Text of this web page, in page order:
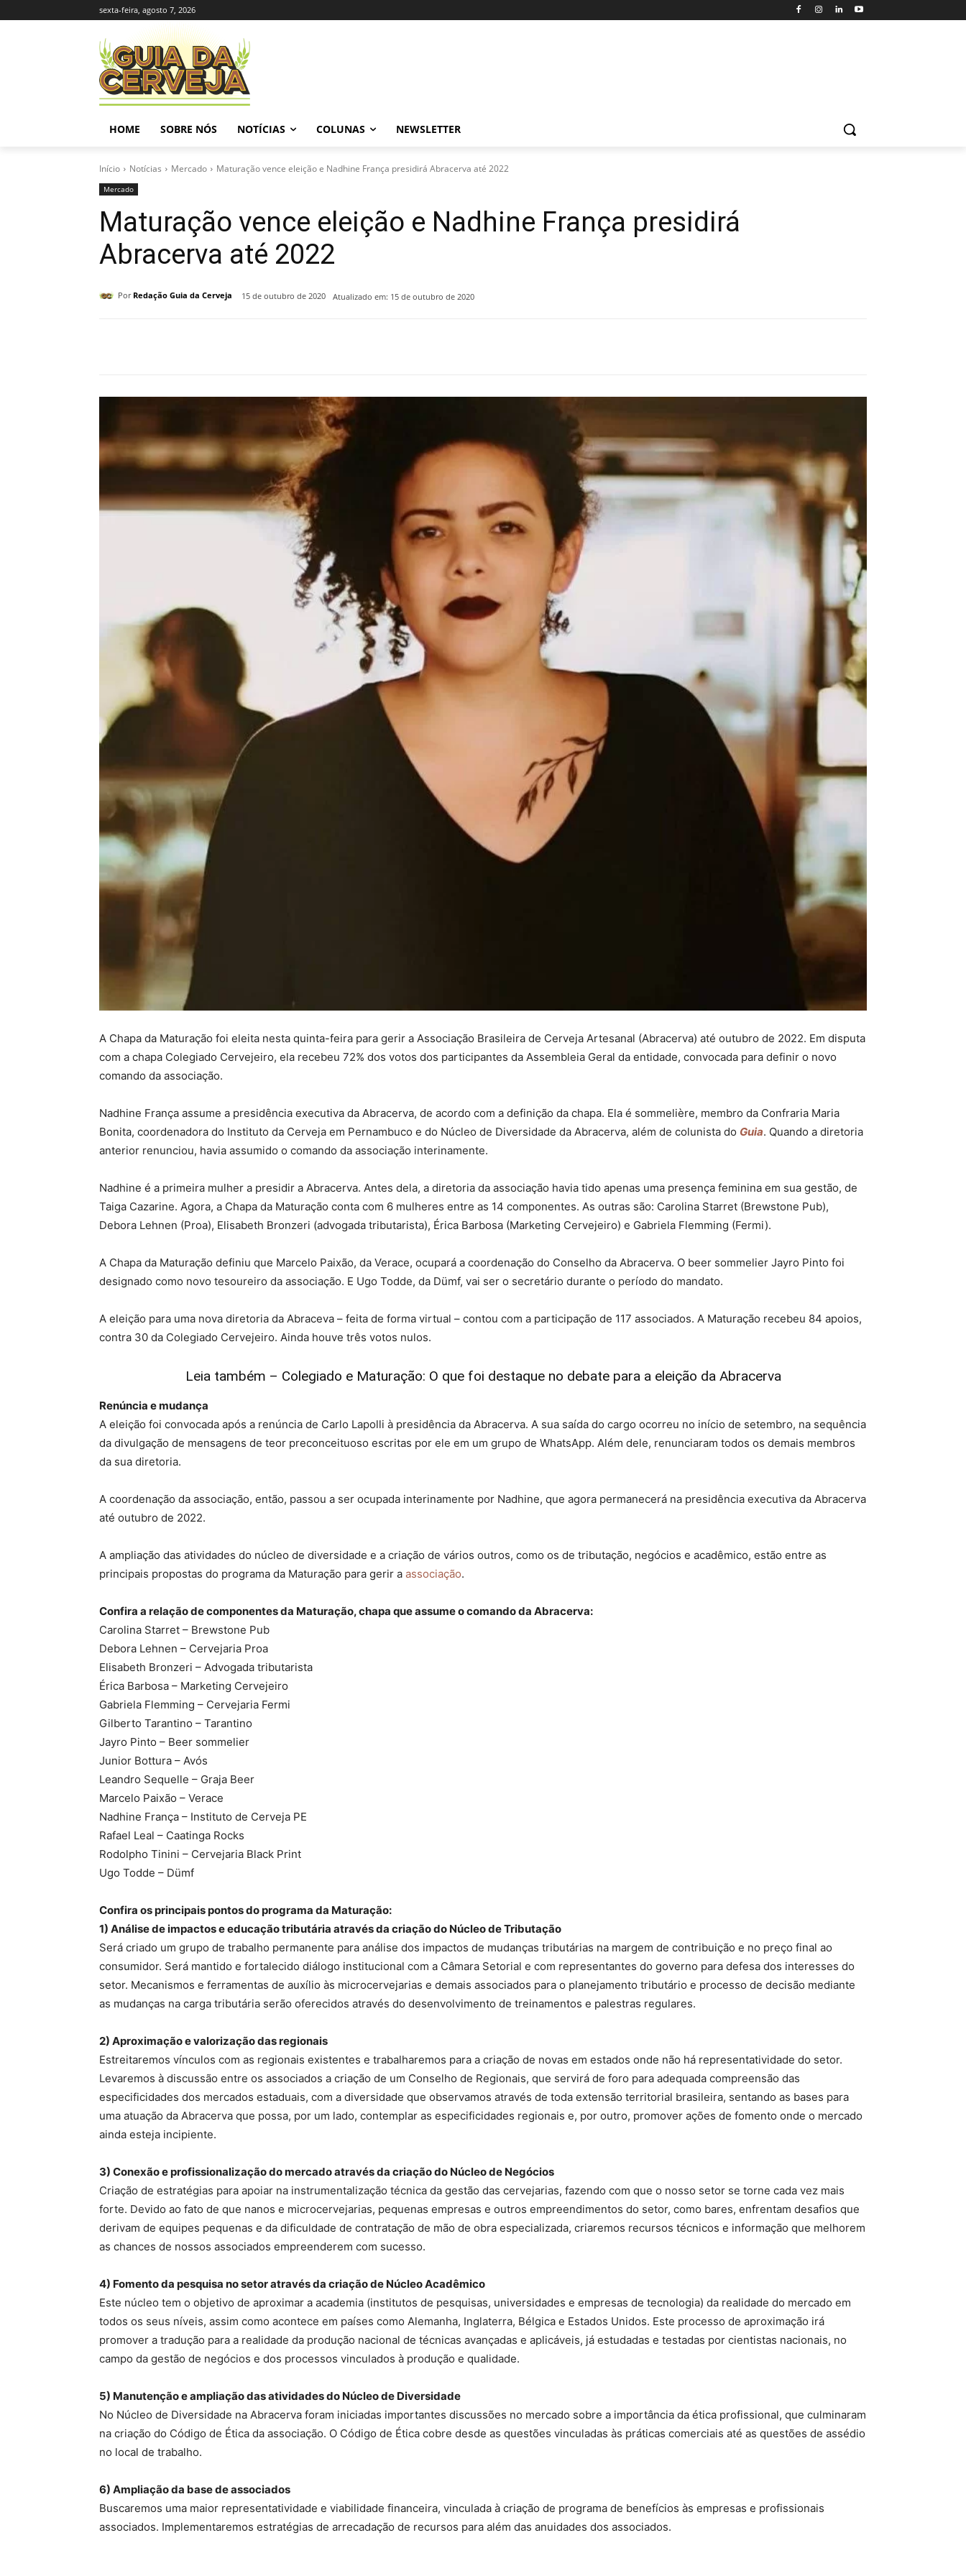
sexta-feira, agosto 7, 2026
HOME SOBRE NÓS NOTÍCIAS COLUNAS NEWSLETTER
Início Notícias Mercado Maturação vence eleição e Nadhine França presidirá Abracerva até 2022
Mercado
Maturação vence eleição e Nadhine França presidirá
Abracerva até 2022
Por Redação Guia da Cerveja 15 de outubro de 2020 Atualizado em: 15 de outubro de 2020
A Chapa da Maturação foi eleita nesta quinta-feira para gerir a Associação Brasileira de Cerveja Artesanal (Abracerva) até outubro de 2022. Em disputa
com a chapa Colegiado Cervejeiro, ela recebeu 72% dos votos dos participantes da Assembleia Geral da entidade, convocada para definir o novo
comando da associação.
Nadhine França assume a presidência executiva da Abracerva, de acordo com a definição da chapa. Ela é sommelière, membro da Confraria Maria
Bonita, coordenadora do Instituto da Cerveja em Pernambuco e do Núcleo de Diversidade da Abracerva, além de colunista do Guia. Quando a diretoria
anterior renunciou, havia assumido o comando da associação interinamente.
Nadhine é a primeira mulher a presidir a Abracerva. Antes dela, a diretoria da associação havia tido apenas uma presença feminina em sua gestão, de
Taiga Cazarine. Agora, a Chapa da Maturação conta com 6 mulheres entre as 14 componentes. As outras são: Carolina Starret (Brewstone Pub),
Debora Lehnen (Proa), Elisabeth Bronzeri (advogada tributarista), Érica Barbosa (Marketing Cervejeiro) e Gabriela Flemming (Fermi).
A Chapa da Maturação definiu que Marcelo Paixão, da Verace, ocupará a coordenação do Conselho da Abracerva. O beer sommelier Jayro Pinto foi
designado como novo tesoureiro da associação. E Ugo Todde, da Dümf, vai ser o secretário durante o período do mandato.
A eleição para uma nova diretoria da Abraceva – feita de forma virtual – contou com a participação de 117 associados. A Maturação recebeu 84 apoios,
contra 30 da Colegiado Cervejeiro. Ainda houve três votos nulos.
Leia também – Colegiado e Maturação: O que foi destaque no debate para a eleição da Abracerva
Renúncia e mudança
A eleição foi convocada após a renúncia de Carlo Lapolli à presidência da Abracerva. A sua saída do cargo ocorreu no início de setembro, na sequência
da divulgação de mensagens de teor preconceituoso escritas por ele em um grupo de WhatsApp. Além dele, renunciaram todos os demais membros
da sua diretoria.
A coordenação da associação, então, passou a ser ocupada interinamente por Nadhine, que agora permanecerá na presidência executiva da Abracerva
até outubro de 2022.
A ampliação das atividades do núcleo de diversidade e a criação de vários outros, como os de tributação, negócios e acadêmico, estão entre as
principais propostas do programa da Maturação para gerir a associação.
Confira a relação de componentes da Maturação, chapa que assume o comando da Abracerva:
Carolina Starret – Brewstone Pub
Debora Lehnen – Cervejaria Proa
Elisabeth Bronzeri – Advogada tributarista
Érica Barbosa – Marketing Cervejeiro
Gabriela Flemming – Cervejaria Fermi
Gilberto Tarantino – Tarantino
Jayro Pinto – Beer sommelier
Junior Bottura – Avós
Leandro Sequelle – Graja Beer
Marcelo Paixão – Verace
Nadhine França – Instituto de Cerveja PE
Rafael Leal – Caatinga Rocks
Rodolpho Tinini – Cervejaria Black Print
Ugo Todde – Dümf
Confira os principais pontos do programa da Maturação:
1) Análise de impactos e educação tributária através da criação do Núcleo de Tributação
Será criado um grupo de trabalho permanente para análise dos impactos de mudanças tributárias na margem de contribuição e no preço final ao
consumidor. Será mantido e fortalecido diálogo institucional com a Câmara Setorial e com representantes do governo para defesa dos interesses do
setor. Mecanismos e ferramentas de auxílio às microcervejarias e demais associados para o planejamento tributário e processo de decisão mediante
as mudanças na carga tributária serão oferecidos através do desenvolvimento de treinamentos e palestras regulares.
2) Aproximação e valorização das regionais
Estreitaremos vínculos com as regionais existentes e trabalharemos para a criação de novas em estados onde não há representatividade do setor.
Levaremos à discussão entre os associados a criação de um Conselho de Regionais, que servirá de foro para adequada compreensão das
especificidades dos mercados estaduais, com a diversidade que observamos através de toda extensão territorial brasileira, sentando as bases para
uma atuação da Abracerva que possa, por um lado, contemplar as especificidades regionais e, por outro, promover ações de fomento onde o mercado
ainda esteja incipiente.
3) Conexão e profissionalização do mercado através da criação do Núcleo de Negócios
Criação de estratégias para apoiar na instrumentalização técnica da gestão das cervejarias, fazendo com que o nosso setor se torne cada vez mais
forte. Devido ao fato de que nanos e microcervejarias, pequenas empresas e outros empreendimentos do setor, como bares, enfrentam desafios que
derivam de equipes pequenas e da dificuldade de contratação de mão de obra especializada, criaremos recursos técnicos e informação que melhorem
as chances de nossos associados empreenderem com sucesso.
4) Fomento da pesquisa no setor através da criação de Núcleo Acadêmico
Este núcleo tem o objetivo de aproximar a academia (institutos de pesquisas, universidades e empresas de tecnologia) da realidade do mercado em
todos os seus níveis, assim como acontece em países como Alemanha, Inglaterra, Bélgica e Estados Unidos. Este processo de aproximação irá
promover a tradução para a realidade da produção nacional de técnicas avançadas e aplicáveis, já estudadas e testadas por cientistas nacionais, no
campo da gestão de negócios e dos processos vinculados à produção e qualidade.
5) Manutenção e ampliação das atividades do Núcleo de Diversidade
No Núcleo de Diversidade na Abracerva foram iniciadas importantes discussões no mercado sobre a importância da ética profissional, que culminaram
na criação do Código de Ética da associação. O Código de Ética cobre desde as questões vinculadas às práticas comerciais até as questões de assédio
no local de trabalho.
6) Ampliação da base de associados
Buscaremos uma maior representatividade e viabilidade financeira, vinculada à criação de programa de benefícios às empresas e profissionais
associados. Implementaremos estratégias de arrecadação de recursos para além das anuidades dos associados.